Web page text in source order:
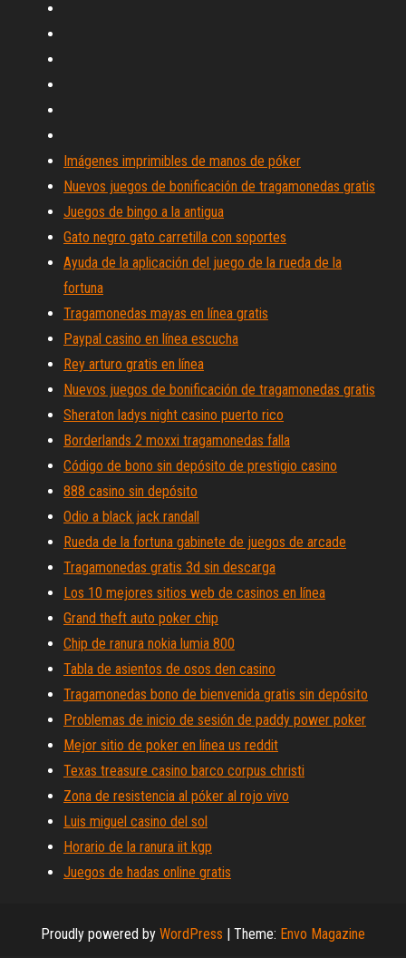
Imágenes imprimibles de manos de póker
Nuevos juegos de bonificación de tragamonedas gratis
Juegos de bingo a la antigua
Gato negro gato carretilla con soportes
Ayuda de la aplicación del juego de la rueda de la
fortuna
Tragamonedas mayas en línea gratis
Paypal casino en línea escucha
Rey arturo gratis en línea
Nuevos juegos de bonificación de tragamonedas gratis
Sheraton ladys night casino puerto rico
Borderlands 2 moxxi tragamonedas falla
Código de bono sin depósito de prestigio casino
888 casino sin depósito
Odio a black jack randall
Rueda de la fortuna gabinete de juegos de arcade
Tragamonedas gratis 3d sin descarga
Los 10 mejores sitios web de casinos en línea
Grand theft auto poker chip
Chip de ranura nokia lumia 800
Tabla de asientos de osos den casino
Tragamonedas bono de bienvenida gratis sin depósito
Problemas de inicio de sesión de paddy power poker
Mejor sitio de poker en línea us reddit
Texas treasure casino barco corpus christi
Zona de resistencia al póker al rojo vivo
Luis miguel casino del sol
Horario de la ranura iit kgp
Juegos de hadas online gratis
Proudly powered by WordPress | Theme: Envo Magazine